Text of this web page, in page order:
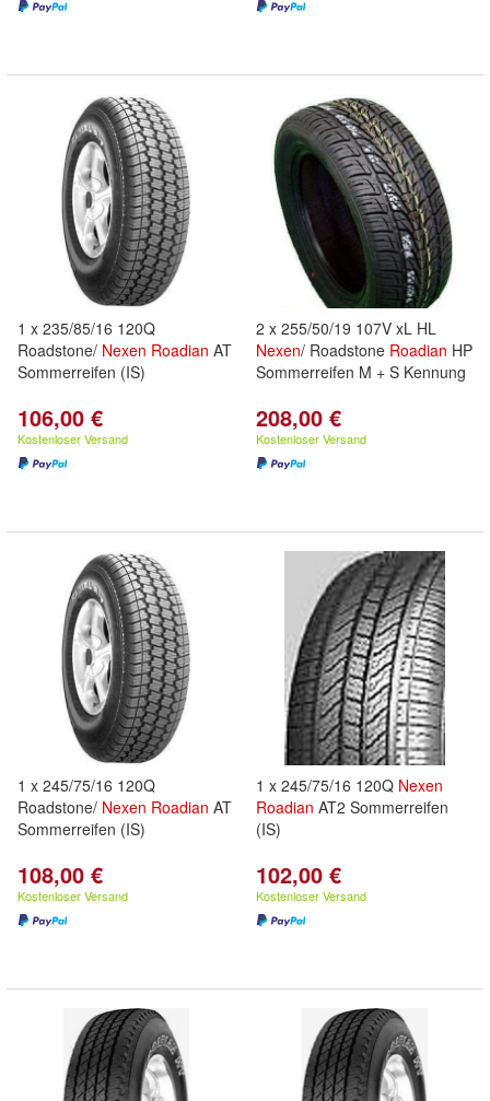
1 x 235/85/16 120Q
Roadstone/ Nexen Roadian AT
Sommerreifen (IS)
106,00 €
Kostenloser Versand
2 x 255/50/19 107V xL HL
Nexen/ Roadstone Roadian HP
Sommerreifen M + S Kennung
208,00 €
Kostenloser Versand
1 x 245/75/16 120Q
Roadstone/ Nexen Roadian AT
Sommerreifen (IS)
108,00 €
Kostenloser Versand
1 x 245/75/16 120Q Nexen
Roadian AT2 Sommerreifen
(IS)
102,00 €
Kostenloser Versand